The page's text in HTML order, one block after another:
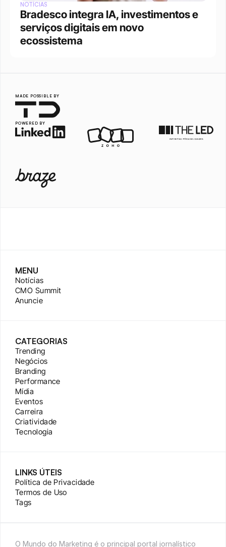
NOTÍCIAS
Bradesco integra IA, investimentos e
serviços digitais em novo
ecossistema
MADE POSSIBLE BY
POWERED BY
MENU
Notícias
CMO Summit
Anuncie
CATEGORIAS
Trending
Negócios
Branding
Performance
Mídia
Eventos
Carreira
Criatividade
Tecnologia
LINKS ÚTEIS
Política de Privacidade
Termos de Uso
Tags
O Mundo do Marketing é o principal portal jornalístico